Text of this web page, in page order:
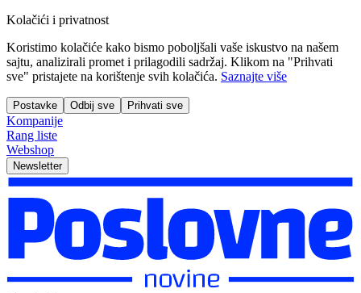
Kolačići i privatnost
Koristimo kolačiće kako bismo poboljšali vaše iskustvo na našem
sajtu, analizirali promet i prilagodili sadržaj. Klikom na "Prihvati
sve" pristajete na korištenje svih kolačića. Saznajte više
Postavke Odbij sve Prihvati sve
Kompanije
Rang liste
Webshop
Newsletter